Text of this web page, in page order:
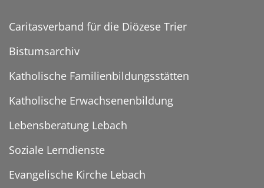
Caritasverband für die Diözese Trier
Bistumsarchiv
Katholische Familienbildungsstätten
Katholische Erwachsenenbildung
Lebensberatung Lebach
Soziale Lerndienste
Evangelische Kirche Lebach